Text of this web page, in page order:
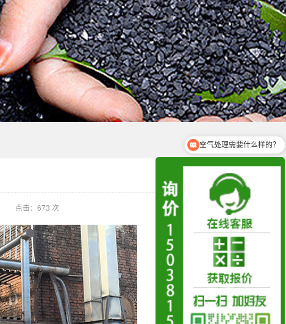
点击： 673 次
空气处理需要什么样的？